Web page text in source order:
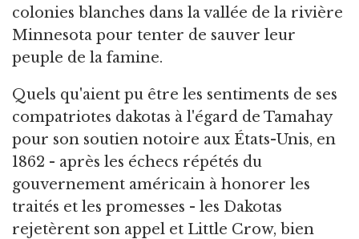
colonies blanches dans la vallée de la rivière
Minnesota pour tenter de sauver leur
peuple de la famine.
Quels qu'aient pu être les sentiments de ses
compatriotes dakotas à l'égard de Tamahay
pour son soutien notoire aux États-Unis, en
1862 - après les échecs répétés du
gouvernement américain à honorer les
traités et les promesses - les Dakotas
rejetèrent son appel et Little Crow, bien